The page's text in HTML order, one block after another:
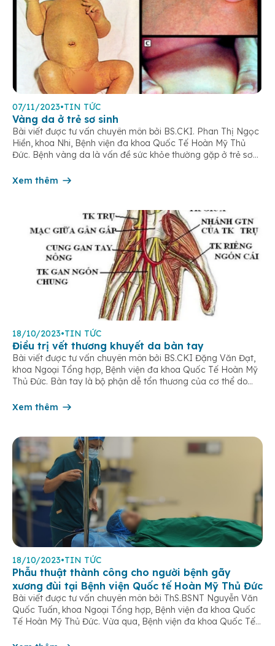
07/11/2023•TIN TỨC
Vàng da ở trẻ sơ sinh
Bài viết được tư vấn chuyên môn bởi BS.CKI. Phan Thị Ngọc
Hiền, khoa Nhi, Bệnh viện đa khoa Quốc Tế Hoàn Mỹ Thủ
Đức. Bệnh vàng da là vấn đề sức khỏe thường gặp ở trẻ sơ
sinh. Hầu hết các […]
Xem thêm
18/10/2023•TIN TỨC
Điều trị vết thương khuyết da bàn tay
Bài viết được tư vấn chuyên môn bởi BS.CKI Đặng Văn Đạt,
khoa Ngoại Tổng hợp, Bệnh viện đa khoa Quốc Tế Hoàn Mỹ
Thủ Đức. Bàn tay là bộ phận dễ tổn thương của cơ thể do
xúc với nhiều yếu […]
Xem thêm
18/10/2023•TIN TỨC
Phẫu thuật thành công cho người bệnh gãy
xương đùi tại Bệnh viện Quốc tế Hoàn Mỹ Thủ Đức
Bài viết được tư vấn chuyên môn bởi ThS.BSNT Nguyễn Văn
Quốc Tuấn, khoa Ngoại Tổng hợp, Bệnh viện đa khoa Quốc
Tế Hoàn Mỹ Thủ Đức. Vừa qua, Bệnh viện đa khoa Quốc Tế